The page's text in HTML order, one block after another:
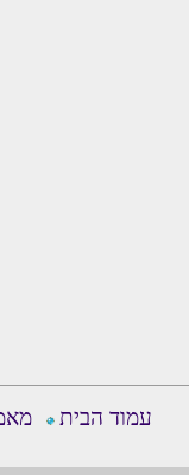
עמוד הבית